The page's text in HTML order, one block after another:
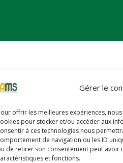
Gérer le
offrir les meilleures expériences,
pour stocker et/ou accéder aux
à ces technologies nous
de navigation ou les ID
de retirer son consentement peut avoir
et fonctions.
trouverez ci-dessous notre
chariots sont révisés,